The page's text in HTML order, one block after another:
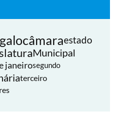
câmaraestado
Municipal
janeirosegundo
terceiro